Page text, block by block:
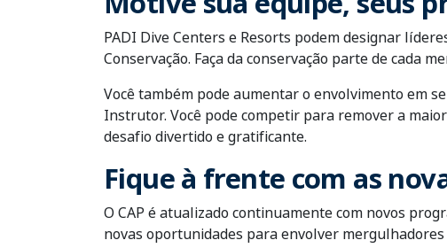
PADI Dive Centers e Resorts podem designar
Conservação. Faça da conservação parte de cada
Você também pode aumentar o envolvimento em
Instrutor. Você pode competir para remover a
desafio divertido e gratificante.
Fique à frente com as
O CAP é atualizado continuamente com novos
novas oportunidades para envolver mergulhadores